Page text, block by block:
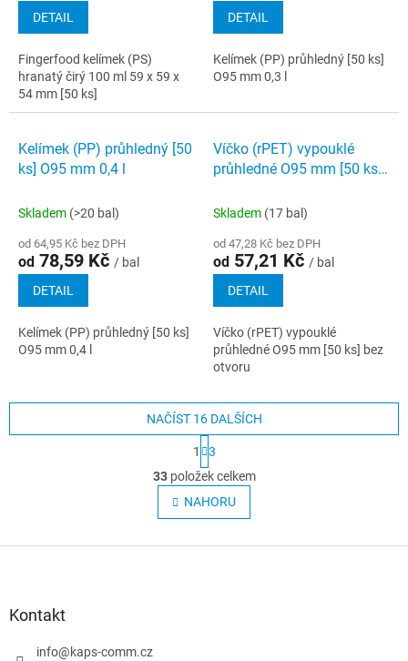
DETAIL
Fingerfood kelímek (PS)
hranatý čirý 100 ml 59 x 59 x
54 mm [50 ks]
DETAIL
Kelímek (PP) průhledný [50 ks]
O95 mm 0,3 l
Kelímek (PP) průhledný [50
ks] O95 mm 0,4 l
Skladem (>20 bal)
od 64,95 Kč bez DPH
od 78,59 Kč / bal
DETAIL
Kelímek (PP) průhledný [50 ks]
O95 mm 0,4 l
Víčko (rPET) vypouklé
průhledné O95 mm [50 ks]
Skladem (17 bal)
od 47,28 Kč bez DPH
od 57,21 Kč / bal
DETAIL
Víčko (rPET) vypouklé
průhledné O95 mm [50 ks] bez
otvoru
O
v
l
á
NAČÍST 16 DALŠÍCH
t
r
á
n
k
v
1
3
33položek celkem
NAHORU
Kontakt
info@kaps-comm.cz